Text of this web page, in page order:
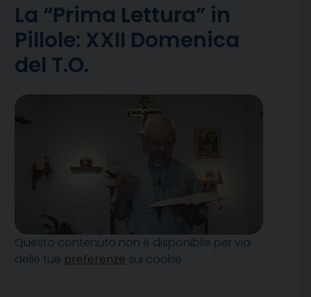
La “Prima Lettura” in
Pillole: XXII Domenica
del T.O.
Questo contenuto non è disponibile per via
delle tue preferenze sui cookie